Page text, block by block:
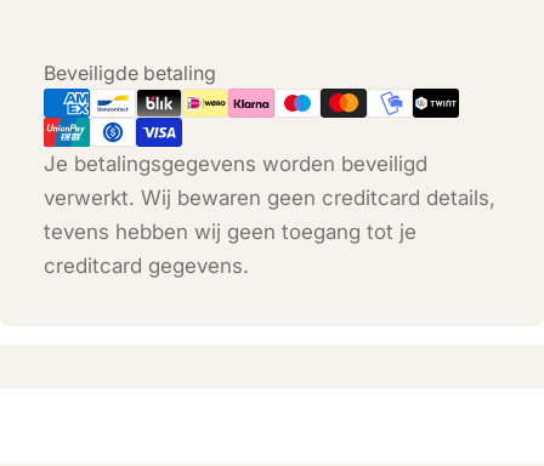
Beveiligde betaling
Betaalmethoden
Je betalingsgegevens worden beveiligd
verwerkt. Wij bewaren geen creditcard details,
tevens hebben wij geen toegang tot je
creditcard gegevens.